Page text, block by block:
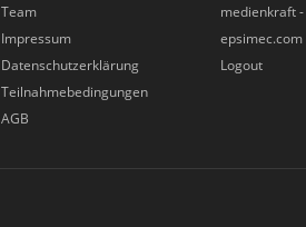
Team
Impressum
Datenschutzerklärung
Teilnahmebedingungen
AGB
medienkraft
Logout